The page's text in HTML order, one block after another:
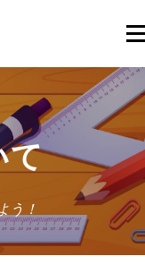
メ
入園について
て
う！